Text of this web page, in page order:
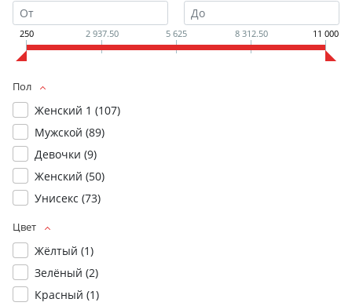
250 2 937.50 5 625 8 312.50 11 000
Пол
Женский 1 (107)
Мужской (89)
Девочки (9)
Женский (50)
Унисекс (73)
Цвет
Жёлтый (1)
Зелёный (2)
Красный (1)